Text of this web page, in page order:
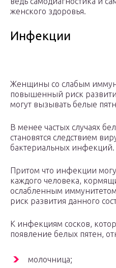
женского здоровья.
Инфекции
Женщины со слабым
повышенный риск
могут вызывать белые
В менее частых случаях
становятся следствием
бактериальных инфекций.
Притом что инфекции
каждого человека,
ослабленным
риск развития данного
К инфекциям сосков,
появление белых пятен,
молочница;